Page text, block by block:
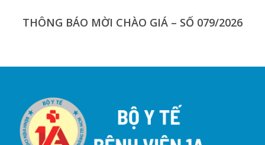
THÔNG BÁO MỜI CHÀO GIÁ – SỐ 079/2026